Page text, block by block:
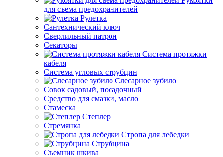
для съема предохранителей
Рулетка
Сантехнический ключ
Сверлильный патрон
Секаторы
Система протяжки
кабеля
Система угловых струбцин
Слесарное зубило
Совок садовый, посадочный
Средство для смазки, масло
Стамеска
Степлер
Стремянка
Стропа для лебедки
Струбцина
Съемник шкива